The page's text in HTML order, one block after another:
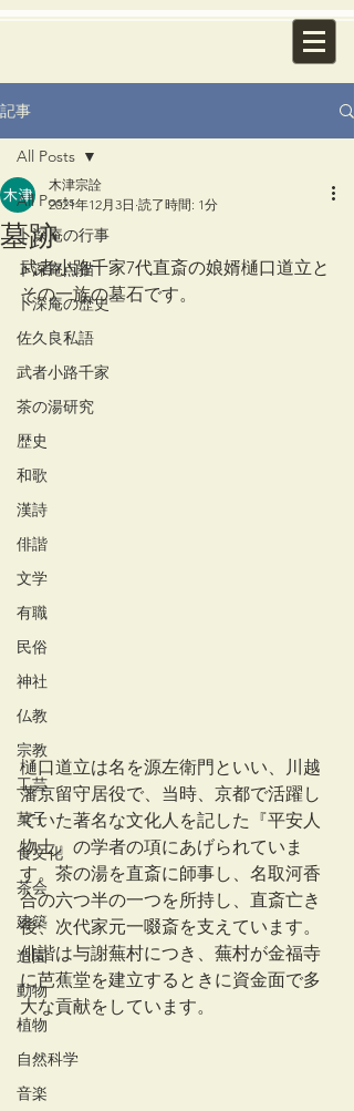
記事
All Posts
卜深庵の行事
卜深庵点描
卜深庵の歴史
佐久良私語
武者小路千家
茶の湯研究
歴史
和歌
漢詩
俳諧
文学
有職
民俗
神社
仏教
宗教
工芸
菓子
食文化
茶会
建築
造園
動物
植物
自然科学
音楽
All Posts
墓跡
木津宗詮
2021年12月3日 読了時間: 1分
武者小路千家7代直斎の娘婿樋口道立と
その一族の墓石です。
樋口道立は名を源左衛門といい、川越
藩京留守居役で、当時、京都で活躍し
ていた著名な文化人を記した『平安人
物士』の学者の項にあげられていま
す。茶の湯を直斎に師事し、名取河香
合の六つ半の一つを所持し、直斎亡き
後、次代家元一啜斎を支えています。
俳諧は与謝蕪村につき、蕪村が金福寺
に芭蕉堂を建立するときに資金面で多
大な貢献をしています。